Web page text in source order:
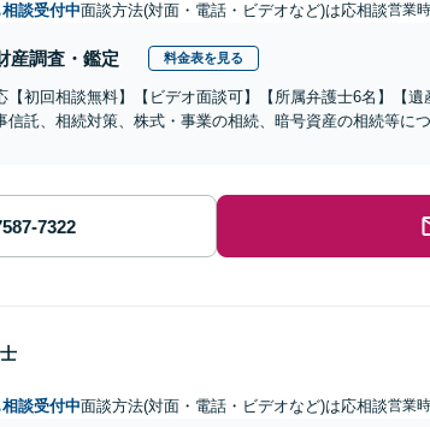
談受付中面談方法(対面・電話・ビデオなど)は応相談営業
産調査・鑑定 料金表を見る
【初回相談無料】【ビデオ面談可】【所属弁護士6名】【遺
信託、相続対策、株式・事業の相続、暗号資産の相続等に
談受付中面談方法(対面・電話・ビデオなど)は応相談営業